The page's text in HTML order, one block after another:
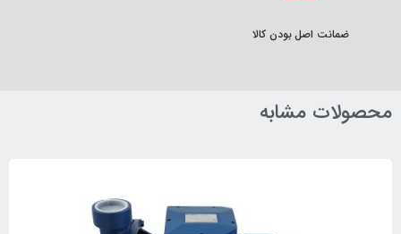
ضمانت اصل بودن کالا
محصولات مشابه